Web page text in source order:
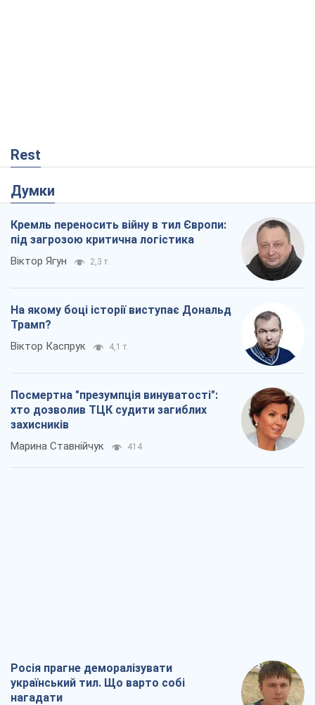
Rest
Думки
Кремль переносить війну в тил Європи:
під загрозою критична логістика
Віктор Ягун 2,3 т.
На якому боці історії виступає Дональд
Трамп?
Віктор Каспрук 4,1 т.
Посмертна "презумпція винуватості":
хто дозволив ТЦК судити загиблих
захисників
Марина Ставнійчук 414
Росія прагне деморалізувати
український тил. Що варто собі
нагадати